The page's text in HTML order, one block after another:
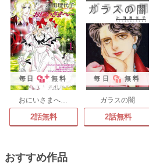
毎日 無料
おにいさまへ…
2話無料
毎日 無料
ガラスの闇
2話無料
おすすめ作品